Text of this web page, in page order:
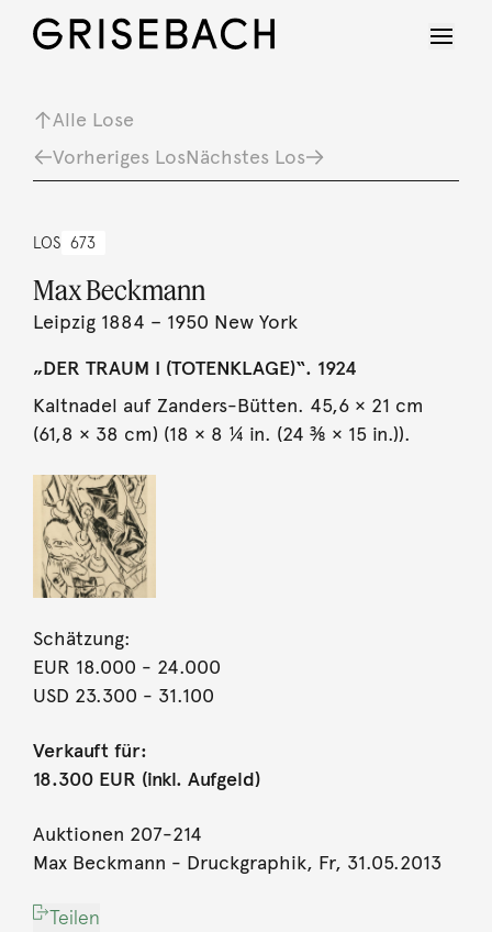
Alle Lose
Vorheriges LosNächstes Los
LOS 673
Max Beckmann
Leipzig 1884 – 1950 New York
„DER TRAUM I (TOTENKLAGE)“. 1924
Kaltnadel auf Zanders-Bütten. 45,6 × 21 cm
(61,8 × 38 cm) (18 × 8 ¼ in. (24 ⅜ × 15 in.)).
Schätzung:
EUR 18.000 - 24.000
USD 23.300 - 31.100
Verkauft für:
18.300 EUR (inkl. Aufgeld)
Auktionen 207-214
Max Beckmann - Druckgraphik, Fr, 31.05.2013
Teilen